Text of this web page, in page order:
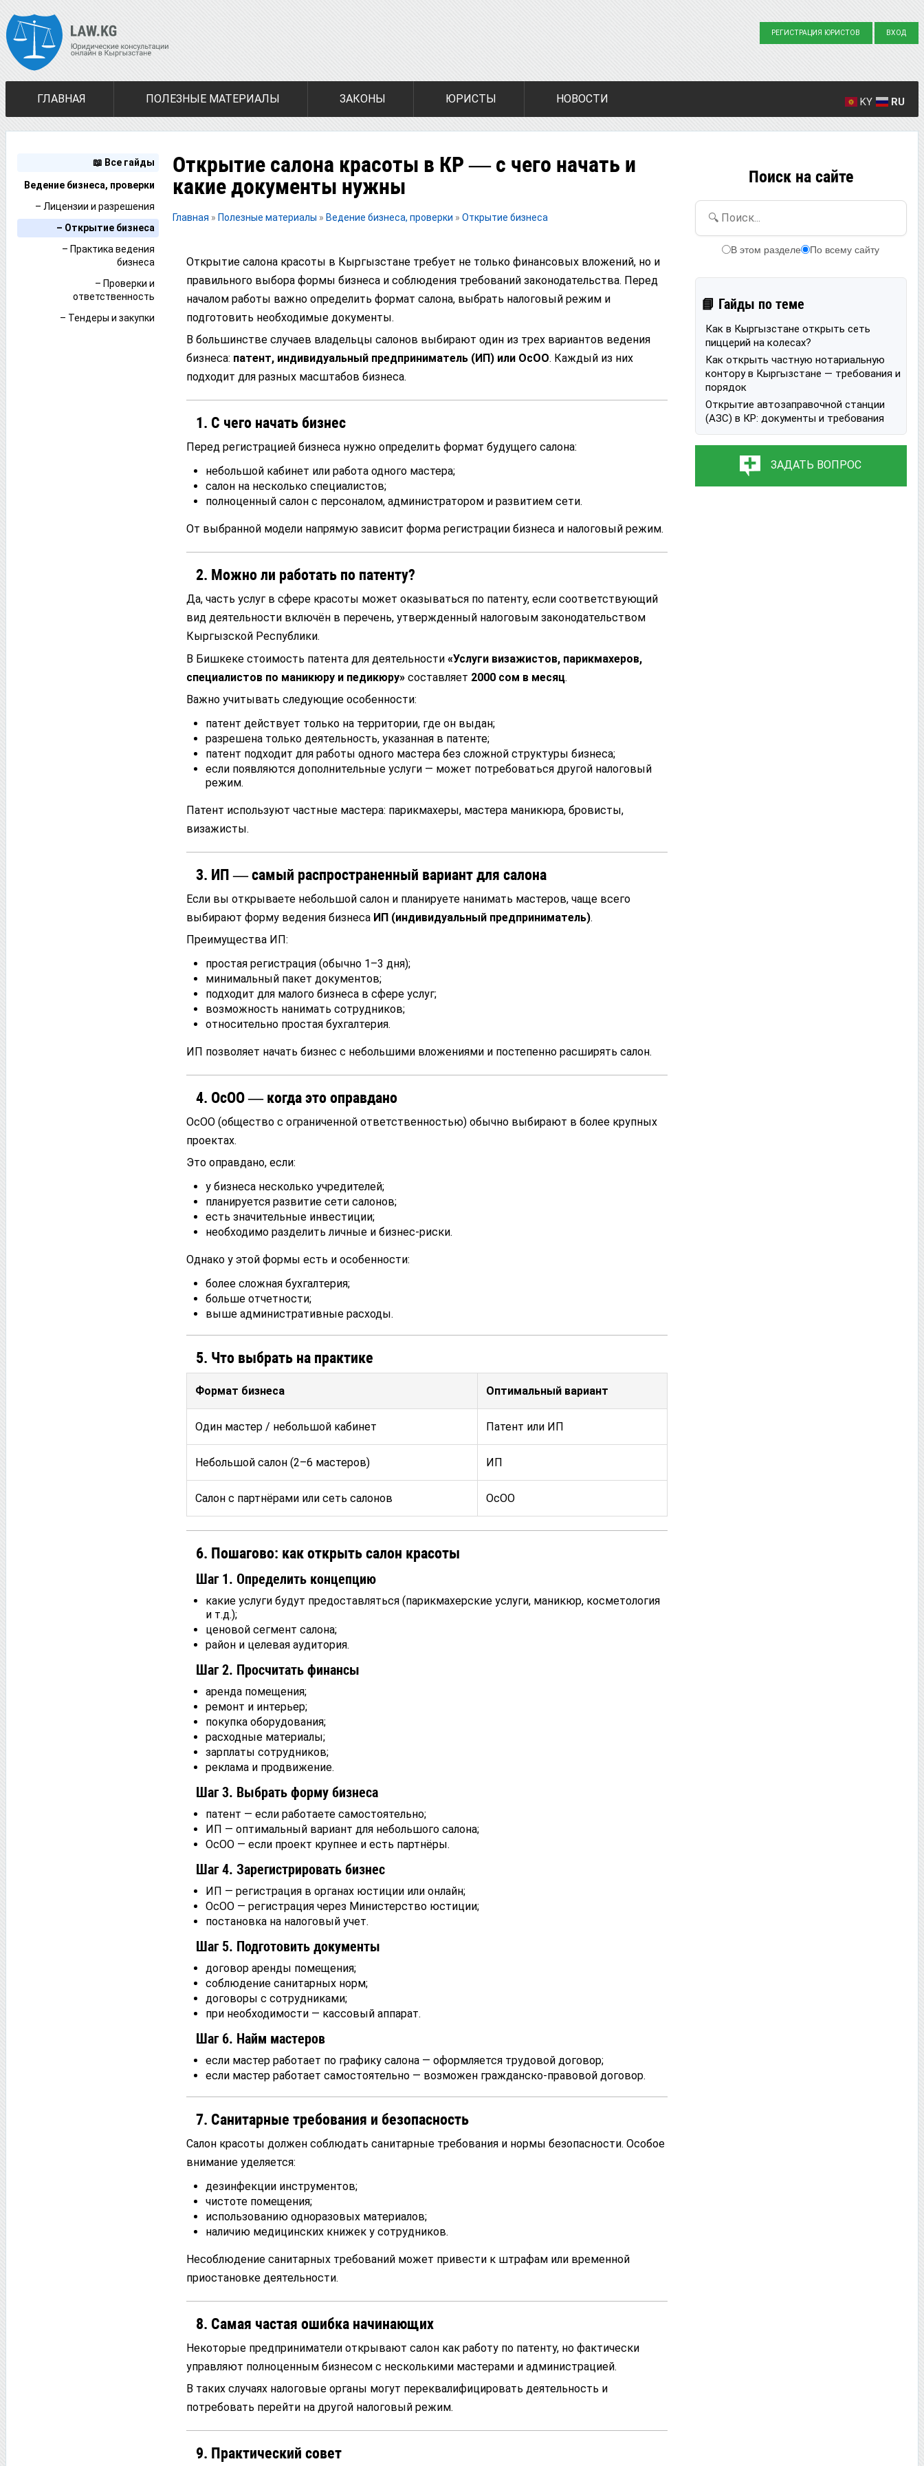
РЕГИСТРАЦИЯ ЮРИСТОВ ВХОД
ГЛАВНАЯ ПОЛЕЗНЫЕ МАТЕРИАЛЫ ЗАКОНЫ ЮРИСТЫ НОВОСТИ KY RU
📖 Все гайды
Ведение бизнеса, проверки
– Лицензии и разрешения
– Открытие бизнеса
– Практика ведения
бизнеса
– Проверки и
ответственность
– Тендеры и закупки
Открытие салона красоты в КР — с чего начать и
какие документы нужны
Главная » Полезные материалы » Ведение бизнеса, проверки » Открытие бизнеса
Открытие салона красоты в Кыргызстане требует не только финансовых вложений, но и
правильного выбора формы бизнеса и соблюдения требований законодательства. Перед
началом работы важно определить формат салона, выбрать налоговый режим и
подготовить необходимые документы.
В большинстве случаев владельцы салонов выбирают один из трех вариантов ведения
бизнеса: патент, индивидуальный предприниматель (ИП) или ОсОО. Каждый из них
подходит для разных масштабов бизнеса.
1. С чего начать бизнес
Перед регистрацией бизнеса нужно определить формат будущего салона:
небольшой кабинет или работа одного мастера;
салон на несколько специалистов;
полноценный салон с персоналом, администратором и развитием сети.
От выбранной модели напрямую зависит форма регистрации бизнеса и налоговый режим.
2. Можно ли работать по патенту?
Да, часть услуг в сфере красоты может оказываться по патенту, если соответствующий
вид деятельности включён в перечень, утвержденный налоговым законодательством
Кыргызской Республики.
В Бишкеке стоимость патента для деятельности «Услуги визажистов, парикмахеров,
специалистов по маникюру и педикюру»составляет 2000 сом в месяц.
Важно учитывать следующие особенности:
патент действует только на территории, где он выдан;
разрешена только деятельность, указанная в патенте;
патент подходит для работы одного мастера без сложной структуры бизнеса;
если появляются дополнительные услуги — может потребоваться другой налоговый
режим.
Патент используют частные мастера: парикмахеры, мастера маникюра, бровисты,
визажисты.
3. ИП — самый распространенный вариант для салона
Если вы открываете небольшой салон и планируете нанимать мастеров, чаще всего
выбирают форму ведения бизнеса ИП (индивидуальный предприниматель).
Преимущества ИП:
простая регистрация (обычно 1–3 дня);
минимальный пакет документов;
подходит для малого бизнеса в сфере услуг;
возможность нанимать сотрудников;
относительно простая бухгалтерия.
ИП позволяет начать бизнес с небольшими вложениями и постепенно расширять салон.
4. ОсОО — когда это оправдано
ОсОО (общество с ограниченной ответственностью) обычно выбирают в более крупных
проектах.
Это оправдано, если:
у бизнеса несколько учредителей;
планируется развитие сети салонов;
есть значительные инвестиции;
необходимо разделить личные и бизнес-риски.
Однако у этой формы есть и особенности:
более сложная бухгалтерия;
больше отчетности;
выше административные расходы.
5. Что выбрать на практике
Формат бизнеса Оптимальный вариант
Один мастер / небольшой кабинет Патент или ИП
Небольшой салон (2–6 мастеров) ИП
Салон с партнёрами или сеть салонов ОсОО
6. Пошагово: как открыть салон красоты
Шаг 1. Определить концепцию
какие услуги будут предоставляться (парикмахерские услуги, маникюр, косметология
и т.д.);
ценовой сегмент салона;
район и целевая аудитория.
Шаг 2. Просчитать финансы
аренда помещения;
ремонт и интерьер;
покупка оборудования;
расходные материалы;
зарплаты сотрудников;
реклама и продвижение.
Шаг 3. Выбрать форму бизнеса
патент — если работаете самостоятельно;
ИП — оптимальный вариант для небольшого салона;
ОсОО — если проект крупнее и есть партнёры.
Шаг 4. Зарегистрировать бизнес
ИП — регистрация в органах юстиции или онлайн;
ОсОО — регистрация через Министерство юстиции;
постановка на налоговый учет.
Шаг 5. Подготовить документы
договор аренды помещения;
соблюдение санитарных норм;
договоры с сотрудниками;
при необходимости — кассовый аппарат.
Шаг 6. Найм мастеров
если мастер работает по графику салона — оформляется трудовой договор;
если мастер работает самостоятельно — возможен гражданско-правовой договор.
7. Санитарные требования и безопасность
Салон красоты должен соблюдать санитарные требования и нормы безопасности. Особое
внимание уделяется:
дезинфекции инструментов;
чистоте помещения;
использованию одноразовых материалов;
наличию медицинских книжек у сотрудников.
Несоблюдение санитарных требований может привести к штрафам или временной
приостановке деятельности.
8. Самая частая ошибка начинающих
Некоторые предприниматели открывают салон как работу по патенту, но фактически
управляют полноценным бизнесом с несколькими мастерами и администрацией.
В таких случаях налоговые органы могут переквалифицировать деятельность и
потребовать перейти на другой налоговый режим.
9. Практический совет
Поиск на сайте
🔍 Поиск...
В этом разделе По всему сайту
📘 Гайды по теме
Как в Кыргызстане открыть сеть
пиццерий на колесах?
Как открыть частную нотариальную
контору в Кыргызстане — требования и
порядок
Открытие автозаправочной станции
(АЗС) в КР: документы и требования
ЗАДАТЬ ВОПРОС